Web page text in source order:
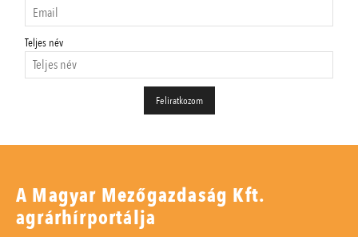
Teljes név
A Magyar Mezőgazdaság Kft.
agrárhírportálja